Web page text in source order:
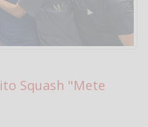
Squash "Mete